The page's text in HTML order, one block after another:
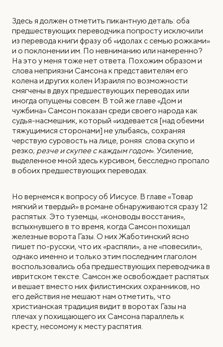
Здесь я должен отметить пикантную деталь: оба
предшествующих переводчика попросту исключили
из перевода книги фразу об «идолах с семью рожками»
и о поклонении им. По невниманию или намеренно?
На это у меня тоже нет ответа. Похожим образом и
слова неприязни Самсона к представителям его
колена и других колен Израиля по возможности
смягчены в двух предшествующих переводах или
иногда опущены совсем. В той же главе «Дом и
чужбина» Самсон показан среди своего народа как
судья-насмешник, который «издевается [над обеими
тяжущимися сторонами] не улыбаясь, сохраняя
черствую суровость на лице, роняя слова скупо и
резко; резче и скупее с каждым годом». Усиление,
выделенное мной здесь курсивом, бесследно пропало
в обоих предшествующих переводах.
Но вернемся к вопросу об Иисусе. В главе «Товар
мягкий и твердый» в романе обнаруживаются сразу 12
распятых. Это туземцы, «коноводы восстания»,
вспыхнувшего в то время, когда Самсон похищал
железные ворота Газы. О них Жаботинский ясно
пишет по-русски, что их «распяли», а не «повесили»,
однако именно и только этим последним глаголом
воспользовались оба предшествующих переводчика в
ивритском тексте. Самсон же освобождает распятых
и вешает вместо них филистимских охранников, но
его действия не мешают нам отметить, что
христианская традиция видит в воротах Газы на
плечах у похищающего их Самсона параллель к
кресту, несомому к месту распятия.